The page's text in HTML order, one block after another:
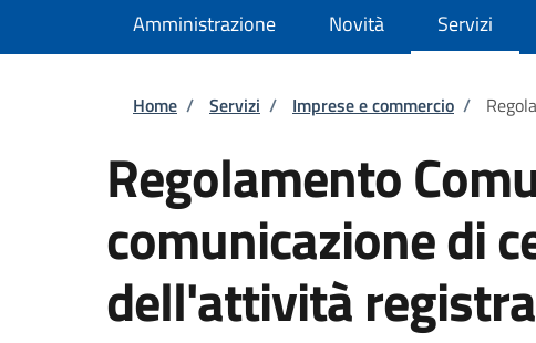
Amministrazione Novità Servizi
Briciole di pane
Home / Servizi / Imprese e commercio /
Regolamento
comunicazione di
dell'attività